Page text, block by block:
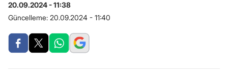
20.09.2024 - 11:38
Güncelleme: 20.09.2024 - 11:40